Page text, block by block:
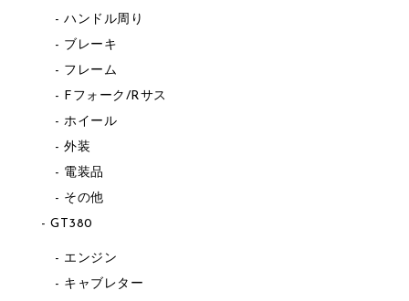
ハンドル周り
ブレーキ
フレーム
Fフォーク/Rサス
ホイール
外装
電装品
その他
GT380
エンジン
キャブレター